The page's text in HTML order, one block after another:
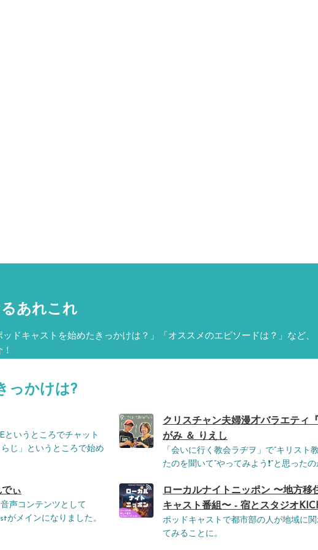
あれこれ
ドキャストを始めたきっかけは？」「オススメのエピソードは？」など、
っかけは?
いうところでチャット
じ」というところで始め
クリスチャン夫婦漫才バラエティ
がみ ＆ りえし
「会いに行く教会ラヂヲ」で“キリスト
たのを聞いて“やってみよう❗️”と思った
ぃ
声コンテンツとして
がメインになりました。
ローカルナイトニッポン 〜地方
キャスト番組〜 - 宿とスタジオ
ポッドキャストで都市部の人が地域に
てみることに。